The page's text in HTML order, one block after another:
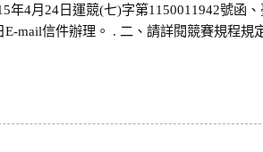
年4月24日運競(七)字第1150011942號函
E-mail信件辦理。 . 二、請詳閱競賽規程